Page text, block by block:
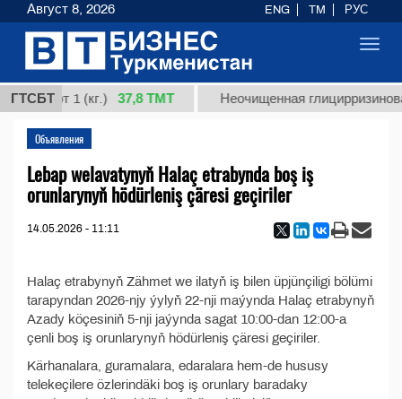
ГТСБТ
сорт 1 (кг.) 37,8 ТМТ Неочищенная
Объявления
Lebap welavatynyň Halaç etrabynda boş iş
orunlarynyň hödürleniş çäresi geçiriler
14.05.2026 - 11:11
Halaç etrabynyň Zähmet we ilatyň iş bilen üpjünçiligi bölümi
tarapyndan 2026-njy ýylyň 22-nji maýynda Halaç etrabynyň
Azady köçesiniň 5-nji jaýynda sagat 10:00-dan 12:00-a
çenli boş iş orunlarynyň hödürleniş çäresi geçiriler.
Kärhanalara, guramalara, edaralara hem-de hususy
telekeçilere özlerindäki boş iş orunlary baradaky
Август 8, 2026 ENG TM РУС